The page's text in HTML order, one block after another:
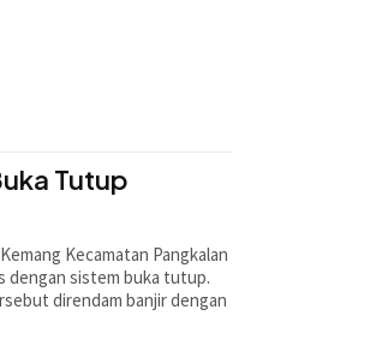
Tutup
Kecamatan Pangkalan
dengan sistem buka tutup.
direndam banjir dengan